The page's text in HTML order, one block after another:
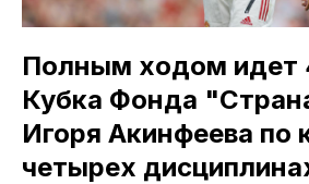
Полным ходом идет
Кубка Фонда
Игоря Акинфеева по
четырех